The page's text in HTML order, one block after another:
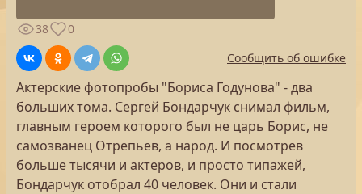
38
0
Сообщить об ошибке
Актерские фотопробы "Бориса Годунова" - два
больших тома. Сергей Бондарчук снимал фильм,
главным героем которого был не царь Борис, не
самозванец Отрепьев, а народ. И посмотрев
больше тысячи и актеров, и просто типажей,
Бондарчук отобрал 40 человек. Они и стали